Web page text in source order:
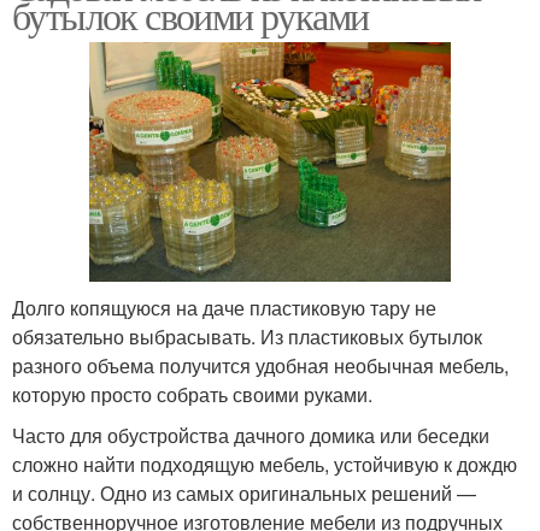
бутылок своими руками
Долго копящуюся на даче пластиковую тару не
обязательно выбрасывать. Из пластиковых бутылок
разного объема получится удобная необычная мебель,
которую просто собрать своими руками.
Часто для обустройства дачного домика или беседки
сложно найти подходящую мебель, устойчивую к дождю
и солнцу. Одно из самых оригинальных решений —
собственноручное изготовление мебели из подручных